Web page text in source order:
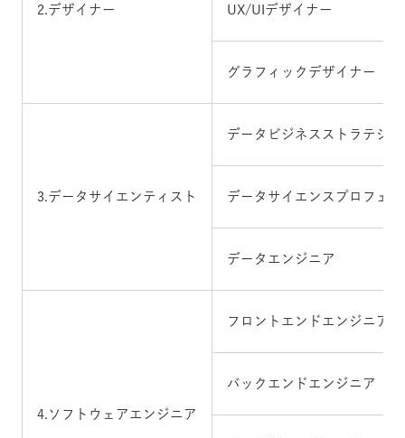
2.デザイナー UX/UIデザイナー
グラフィックデザイナー
3.データサイエンティスト
データビジネスストラテジ
データサイエンスプロフェ
データエンジニア
4.ソフトウェアエンジニア
フロントエンドエンジニア
バックエンドエンジニア